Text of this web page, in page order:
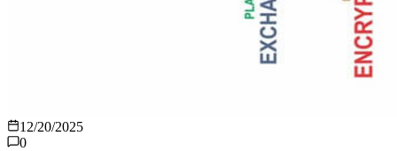
12/20/2025
0